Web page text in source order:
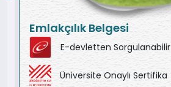
Emlakçılık Belgesi
E-devletten Sorgulanabilir
Üniversite Onaylı Sertifika